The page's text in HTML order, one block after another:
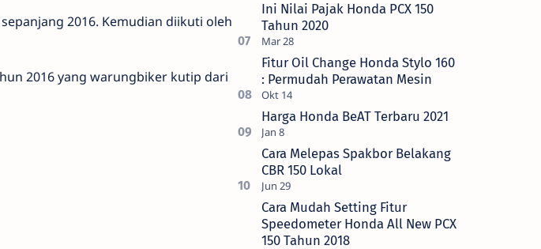
2016. Kemudian diikuti oleh
2016 yang warungbiker kutip dari
Ini Nilai Pajak Honda PCX 150
Tahun 2020
Fitur Oil Change Honda Stylo 160
: Permudah Perawatan Mesin
Harga Honda BeAT Terbaru 2021
Cara Melepas Spakbor Belakang
CBR 150 Lokal
Cara Mudah Setting Fitur
Speedometer Honda All New PCX
150 Tahun 2018